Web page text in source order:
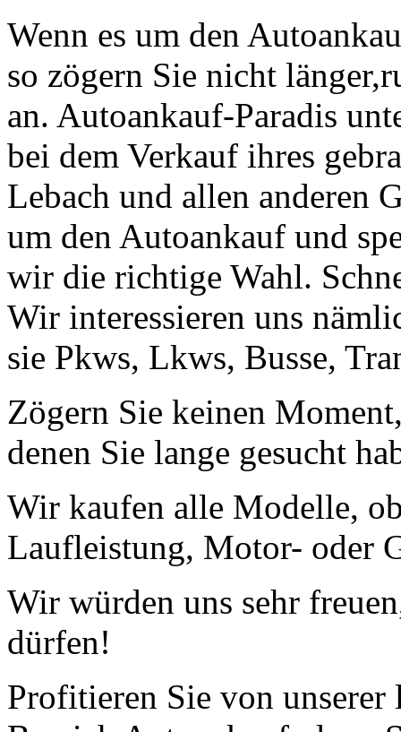
Wenn es um den
so zögern Sie nicht
an. Autoankauf-Paradis
bei dem Verkauf ihres
Lebach und allen anderen
um den Autoankauf und
wir die richtige Wahl.
Wir interessieren uns
sie Pkws, Lkws, Busse,
Zögern Sie keinen
denen Sie lange gesucht
Wir kaufen alle Modelle,
Laufleistung, Motor- oder
Wir würden uns sehr
dürfen!
Profitieren Sie von